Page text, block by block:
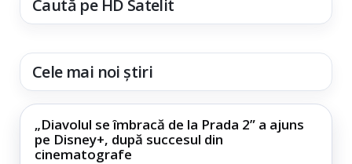
Caută pe HD Satelit
Cele mai noi știri
„Diavolul se îmbracă de la Prada 2” a ajuns
pe Disney+, după succesul din
cinematografe